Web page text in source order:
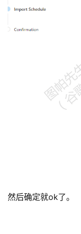
然后确定就ok了。